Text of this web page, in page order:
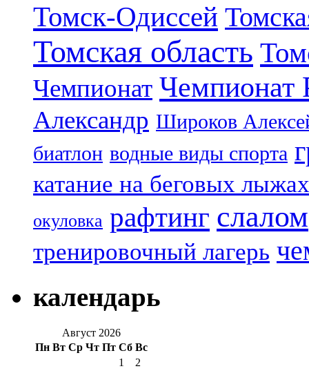
Томск-Одиссей
Томская область
Чемпионат Чемпионат
Александр Широков
биатлон водные виды спорта
катание на беговых лыжах
окуловка рафтинг слалом
тренировочный лагерь
календарь
Август 2026
Пн Вт Ср Чт Пт Сб Вс
1
2